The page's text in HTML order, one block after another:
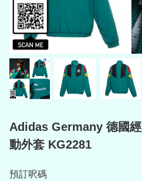
Adidas Germany 德國
動外套 KG2281
預訂呎碼